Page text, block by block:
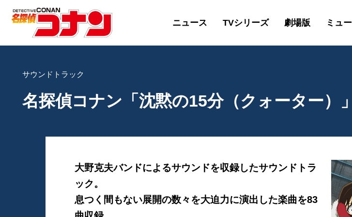
ニュース TVシリーズ 劇場版 ミュ
サウンドトラック
名探偵コナン「沈黙の15分（クォーター）
大野克夫バンドによるサウンドを収録したサウンドトラ
ック。
息つく間もない展開の数々を大迫力に演出した楽曲を83